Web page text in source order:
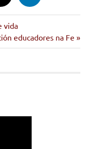
vida
educadores na Fe